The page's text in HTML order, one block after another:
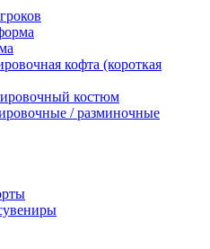
кофта (короткая
костюм
/ разминочные